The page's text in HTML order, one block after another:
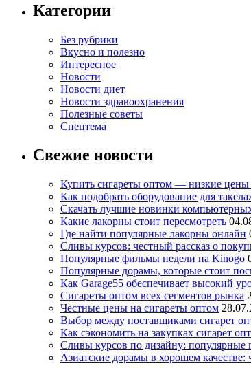
Категории
Без рубрики
Вкусно и полезно
Интересное
Новости
Новости диет
Новости здравоохранения
Полезные советы
Спецтема
Свежие новости
Купить сигареты оптом — низкие цены
Как подобрать оборудование для
Скачать лучшие новинки
Какие лакорны стоит пересмотреть
Где найти популярные лакорны онлайн
Сливы курсов: честный рассказ о
Популярные фильмы недели на Kinogo
Популярные дорамы, которые стоит
Как Garage55 обеспечивает высокий
Сигареты оптом всех сегментов рынка
Честные цены на сигареты оптом
Выбор между поставщиками сигарет
Как сэкономить на закупках сигарет
Сливы курсов по дизайну: популярные
Азиатские дорамы в хорошем качестве: